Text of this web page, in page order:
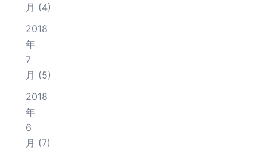
月 (4)
2018
年
7
月 (5)
2018
年
6
月 (7)